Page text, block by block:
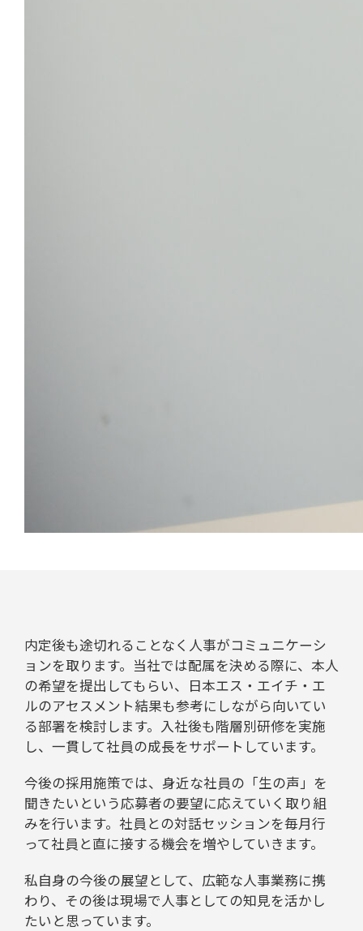
内定後も途切れることなく人事がコミュニケーシ
ョンを取ります。当社では配属を決める際に、本人
の希望を提出してもらい、日本エス・エイチ・エ
ルのアセスメント結果も参考にしながら向いてい
る部署を検討します。入社後も階層別研修を実施
し、一貫して社員の成長をサポートしています。
今後の採用施策では、身近な社員の「生の声」を
聞きたいという応募者の要望に応えていく取り組
みを行います。社員との対話セッションを毎月行
って社員と直に接する機会を増やしていきます。
私自身の今後の展望として、広範な人事業務に携
わり、その後は現場で人事としての知見を活かし
たいと思っています。